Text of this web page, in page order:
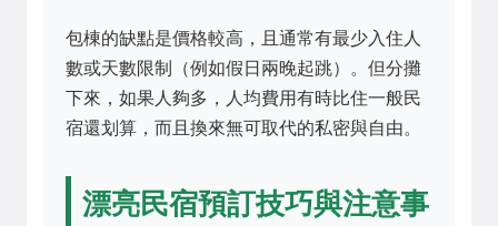
包棟的缺點是價格較高，且通常有最少入住人
數或天數限制（例如假日兩晚起跳）。但分攤
下來，如果人夠多，人均費用有時比住一般民
宿還划算，而且換來無可取代的私密與自由。
漂亮民宿預訂技巧與注意事